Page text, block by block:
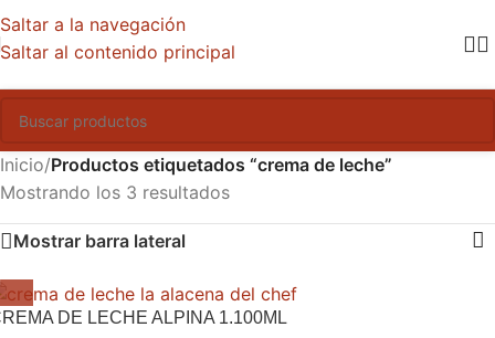
Saltar a la navegación
Saltar al contenido principal
Inicio/Productos etiquetados “crema de leche”
Mostrando los 3 resultados
Mostrar barra lateral
DE LECHE ALPINA 1.100ML